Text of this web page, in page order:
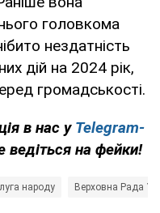
головкома
нездатність
дій на 2024 рік,
громадськості.
в нас у Telegram-
ведіться на фейки!
народу Верховна Рада